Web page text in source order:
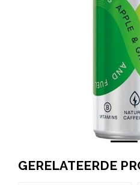
GERELATEERDE